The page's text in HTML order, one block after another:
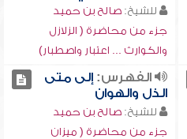
للشيخ:صالح بن حميد
جزء من محاضرة ( الزلازل
والكوارث ... اعتبار واصطبار)
الفهرس:إلى متى
الذل والهوان
للشيخ:صالح بن حميد
جزء من محاضرة ( ميزان